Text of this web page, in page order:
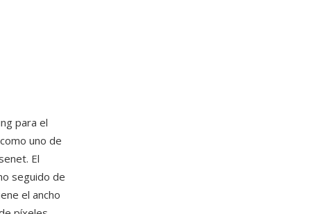
para el
uno de
El
seguido de
el ancho